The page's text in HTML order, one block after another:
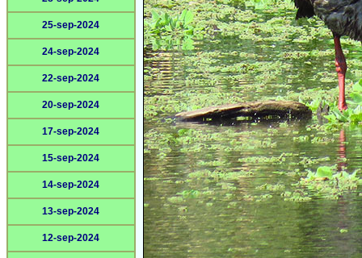
25-sep-2024
24-sep-2024
22-sep-2024
20-sep-2024
17-sep-2024
15-sep-2024
14-sep-2024
13-sep-2024
12-sep-2024